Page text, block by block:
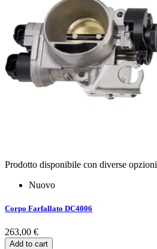
Prodotto disponibile con diverse opzioni
Nuovo
Corpo Farfallato DC4006
263,00 €
Add to cart